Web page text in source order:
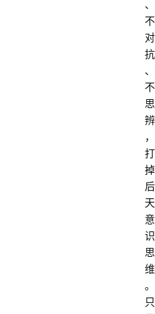
、
不
对
抗
、
不
思
辨
，
打
掉
后
天
意
识
思
维
。
只